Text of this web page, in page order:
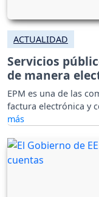
ACTUALIDAD
Servicios
de manera
EPM es una de las
factura electrónica y